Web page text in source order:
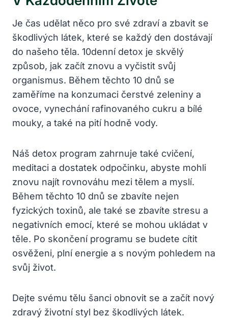
Je čas udělat něco pro své‍ zdraví a zbavit ‌se
škodlivých látek, ​které​ se každý den dostávají⁢
do našeho těla. 10denní detox je ⁣skvělý
způsob, jak začít znovu a vyčistit svůj
organismus. ‌Během těchto 10 dnů‍ se
zaměříme na konzumaci ⁤čerstvé zeleniny a
ovoce, ⁣vynechání​ rafinovaného cukru a bílé
mouky, a také na pití hodně vody.
Náš detox program zahrnuje také⁣ cvičení,
meditaci a dostatek odpočinku, abyste ⁤mohli
‍znovu najít rovnováhu mezi tělem a myslí.
Během ‌těchto 10 dnů se zbavíte nejen ​
fyzických​ toxinů, ale také se‌ zbavíte stresu a
⁣negativních emocí, které se mohou ‌ukládat v
těle. Po skončení programu ​se ⁣budete cítit
osvěženi, plní energie a s ⁤novým pohledem na
svůj život.
Dejte svému tělu šanci obnovit se ‌a začít nový
zdravý životní styl bez škodlivých⁤ látek.